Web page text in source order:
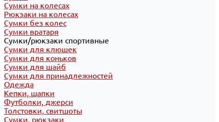
Сумки на колесах
Рюкзаки на колесах
Сумки без колес
Сумки вратаря
Сумки/рюкзаки спортивные
Сумки для клюшек
Сумки для коньков
Сумки для шайб
Сумки для принадлежностей
Одежда
Кепки, шапки
Футболки, джерси
Толстовки, свитшоты
Сумки, рюкзаки